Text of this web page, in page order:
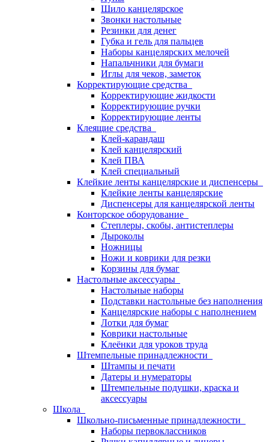
Шило канцелярское
Звонки настольные
Резинки для денег
Губка и гель для пальцев
Наборы канцелярских мелочей
Напальчники для бумаги
Иглы для чеков, заметок
Корректирующие средства
Корректирующие жидкости
Корректирующие ручки
Корректирующие ленты
Клеящие средства
Клей-карандаш
Клей канцелярский
Клей ПВА
Клей специальный
Клейкие ленты канцелярские и диспенсеры
Клейкие ленты канцелярские
Диспенсеры для канцелярской ленты
Конторское оборудование
Степлеры, скобы, антистеплеры
Дыроколы
Ножницы
Ножи и коврики для резки
Корзины для бумаг
Настольные аксессуары
Настольные наборы
Подставки настольные без наполнения
Канцелярские наборы с наполнением
Лотки для бумаг
Коврики настольные
Клеёнки для уроков труда
Штемпельные принадлежности
Штампы и печати
Датеры и нумераторы
Штемпельные подушки, краска и
аксессуары
Школа
Школьно-письменные принадлежности
Наборы первоклассников